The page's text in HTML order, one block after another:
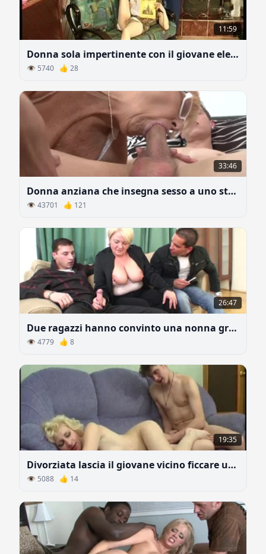
11:59
Donna sola impertinente con il giovane elettricista
👁 5740 👍 28
33:46
Donna anziana che insegna sesso a uno studente
👁 43701 👍 121
26:47
Due ragazzi hanno convinto una nonna grassa a fare sesso
👁 4779 👍 8
19:35
Divorziata lascia il giovane vicino ficcare un cazzo in tutti i buchi
👁 5088 👍 14